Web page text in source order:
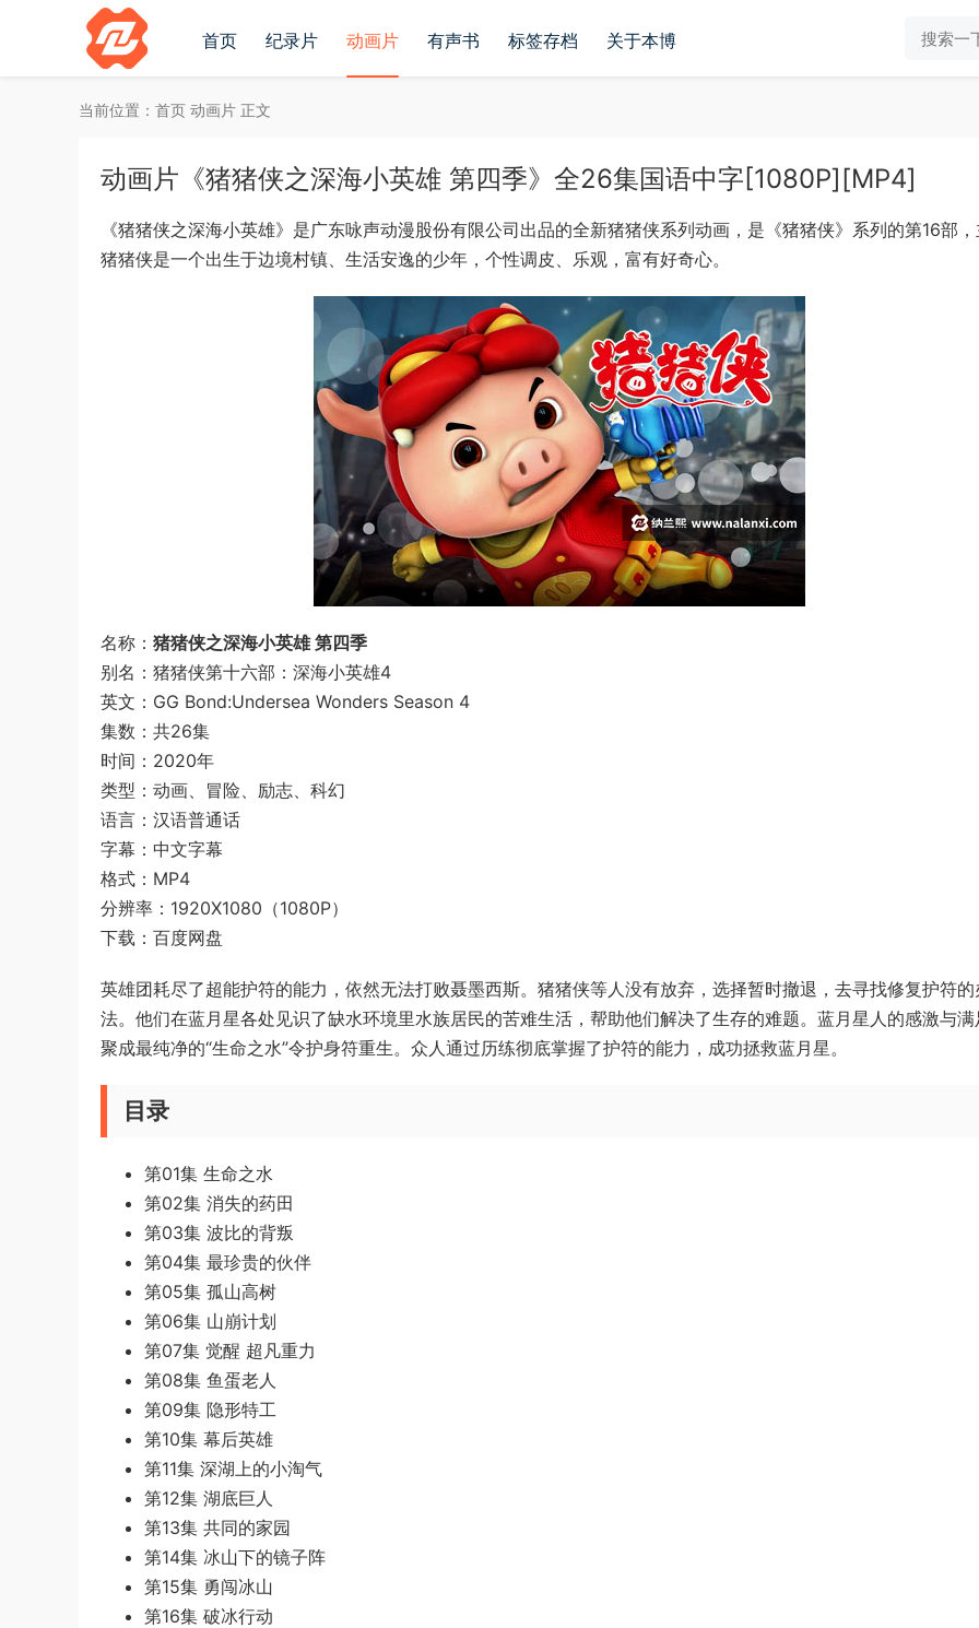
首页 纪录片 动画片 有声书 标签存档 关于本博
当前位置： 首页 动画片 正文
动画片《猪猪侠之深海小英雄 第四季》全26集国语中字[1080P][MP4]
《猪猪侠之深海小英雄》是广东咏声动漫股份有限公司出品的全新猪猪侠系列动画，是《猪猪侠》系列的第16部
猪猪侠是一个出生于边境村镇、生活安逸的少年，个性调皮、乐观，富有好奇心。
名称： 猪猪侠之深海小英雄 第四季
别名：猪猪侠第十六部：深海小英雄4
英文：GG Bond:Undersea Wonders Season 4
集数：共26集
时间：2020年
类型：动画、冒险、励志、科幻
语言：汉语普通话
字幕：中文字幕
格式：MP4
分辨率：1920X1080（1080P）
下载：百度网盘
英雄团耗尽了超能护符的能力，依然无法打败聂墨西斯。猪猪侠等人没有放弃，选择暂时撤退，去寻找修复护符的
法。他们在蓝月星各处见识了缺水环境里水族居民的苦难生活，帮助他们解决了生存的难题。蓝月星人的感激与满
聚成最纯净的“生命之水”令护身符重生。众人通过历练彻底掌握了护符的能力，成功拯救蓝月星。
目录
第01集 生命之水
第02集 消失的药田
第03集 波比的背叛
第04集 最珍贵的伙伴
第05集 孤山高树
第06集 山崩计划
第07集 觉醒 超凡重力
第08集 鱼蛋老人
第09集 隐形特工
第10集 幕后英雄
第11集 深湖上的小淘气
第12集 湖底巨人
第13集 共同的家园
第14集 冰山下的镜子阵
第15集 勇闯冰山
第16集 破冰行动